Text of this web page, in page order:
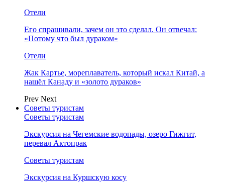
Отели
Его спрашивали, зачем он это сделал. Он отвечал:
«Потому что был дураком»
Отели
Жак Картье, мореплаватель, который искал Китай, а
нашёл Канаду и «золото дураков»
Prev Next
Советы туристам
Советы туристам
Экскурсия на Чегемские водопады, озеро Гижгит,
перевал Актопрак
Советы туристам
Экскурсия на Куршскую косу